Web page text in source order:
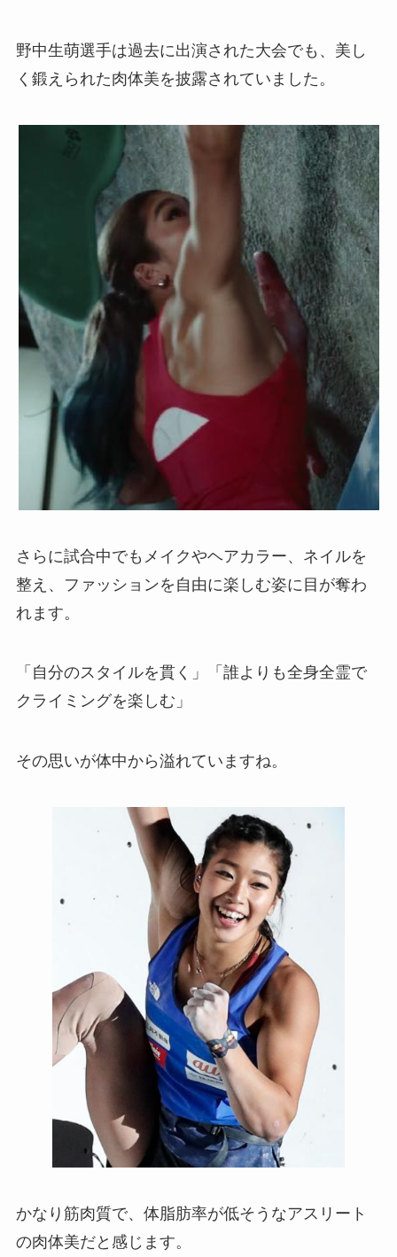
野中生萌選手は過去に出演された大会でも、美し
く鍛えられた肉体美を披露されていました。
さらに試合中でもメイクやヘアカラー、ネイルを
整え、ファッションを自由に楽しむ姿に目が奪わ
れます。
「自分のスタイルを貫く」「誰よりも全身全霊で
クライミングを楽しむ」
その思いが体中から溢れていますね。
かなり筋肉質で、体脂肪率が低そうなアスリート
の肉体美だと感じます。